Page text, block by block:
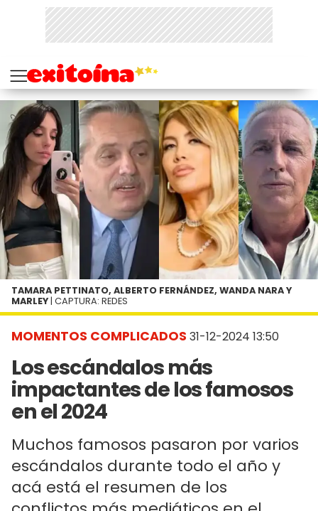
MOMENTOS COMPLICADOS 31-12-2024 13:50
Los escándalos más
impactantes de los famosos
en el 2024
Muchos famosos pasaron por varios
escándalos durante todo el año y
acá está el resumen de los
TAMARA PETTINATO, ALBERTO FERNÁNDEZ, WANDA NARA Y
MARLEY| CAPTURA: REDES